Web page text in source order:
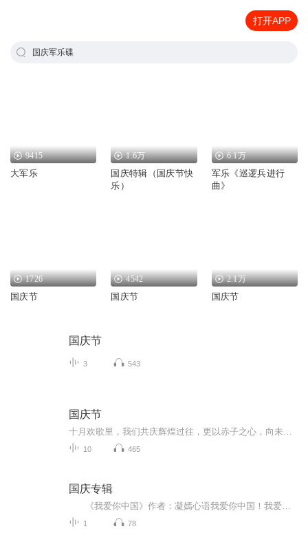
打开APP
国庆军乐碟
9415
大军乐
1.6万
国庆特辑（国庆节快
乐）
6.1万
军乐《巡逻兵进行
曲》
1726
国庆节
4542
国庆节
2.1万
国庆节
国庆节
3 543
国庆节
10 465
国庆专辑
1 78